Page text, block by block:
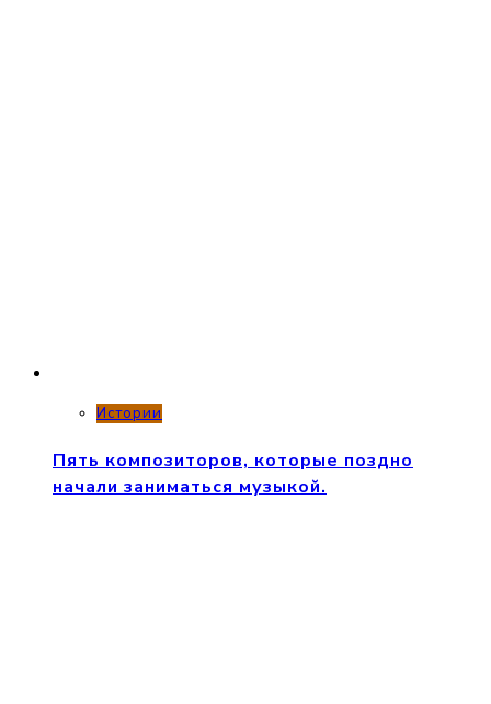
Истории
Пять композиторов, которые поздно
начали заниматься музыкой.